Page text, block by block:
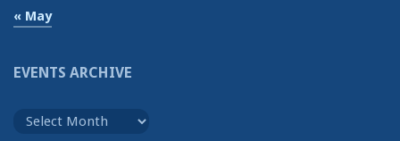
« May
EVENTS ARCHIVE
Archive